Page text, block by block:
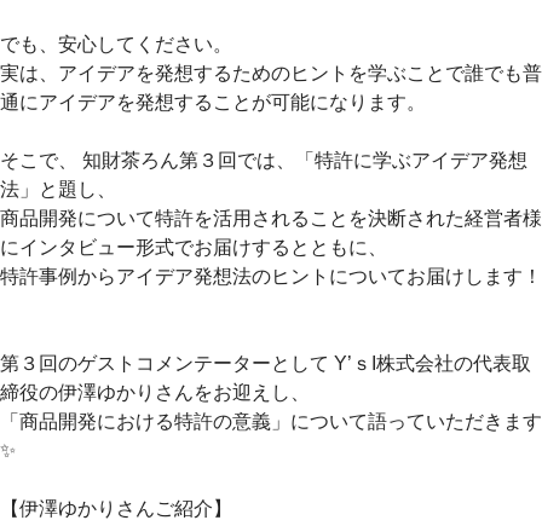
でも、安心してください。
実は、アイデアを発想するためのヒントを学ぶことで誰でも普
通にアイデアを発想することが可能になります。
そこで、 知財茶ろん第３回では、「特許に学ぶアイデア発想
法」と題し、
商品開発について特許を活用されることを決断された経営者様
にインタビュー形式でお届けするとともに、
特許事例からアイデア発想法のヒントについてお届けします！
第３回のゲストコメンテーターとして Y’ｓI株式会社の代表取
締役の伊澤ゆかりさんをお迎えし、
「商品開発における特許の意義」について語っていただきます
✨
【伊澤ゆかりさんご紹介】